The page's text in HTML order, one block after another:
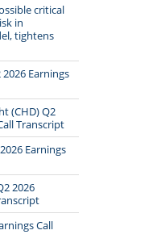
critical
in
tightens
2026 Earnings
(CHD) Q2
Transcript
Earnings
2026
Call